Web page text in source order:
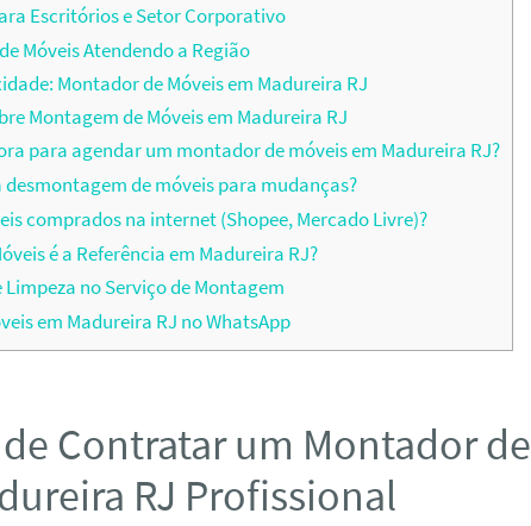
Escritórios e Setor Corporativo
Móveis Atendendo a Região
Montador de Móveis em Madureira RJ
Montagem de Móveis em Madureira RJ
para agendar um montador de móveis em Madureira RJ?
desmontagem de móveis para mudanças?
comprados na internet (Shopee, Mercado Livre)?
é a Referência em Madureira RJ?
no Serviço de Montagem
em Madureira RJ no WhatsApp
Contratar um Montador de
RJ Profissional